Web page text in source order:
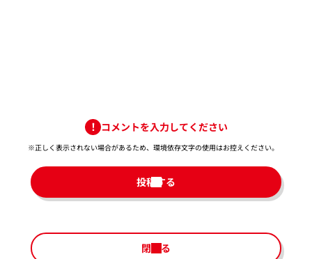
コメントを入力してください
※正しく表示されない場合があるため、環境依存文字の使用はお控えください。​
投稿する
閉じる